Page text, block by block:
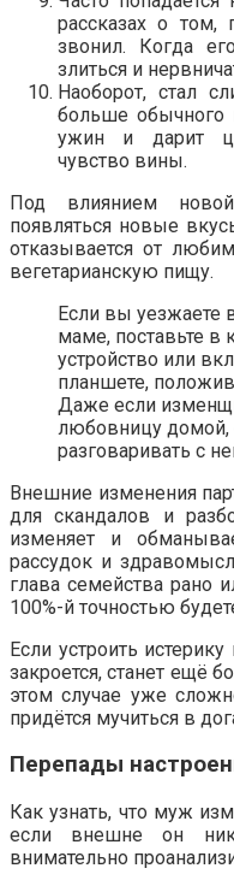
рассказах о
звонил. Когда
злиться и
Наоборот, стал
больше обычного
ужин и дарит
чувство вины.
Под влиянием
появляться новые
отказывается от
вегетарианскую пищу.
Если вы уезжаете
маме, поставьте
устройство или
планшете,
Даже если
любовницу домой,
разговаривать с
Внешние изменения
для скандалов и
изменяет и
рассудок и
глава семейства рано
100%-й точностью
Если устроить
закроется, станет ещё
этом случае уже
придётся мучиться в
Перепады
Как узнать, что муж
если внешне он
внимательно